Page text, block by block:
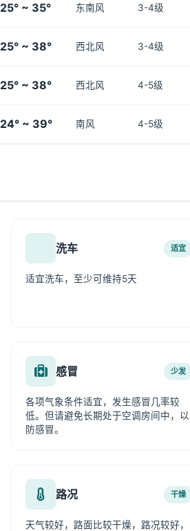
25° ~ 35° 东南风 3-4级
25° ~ 38° 西北风 3-4级
25° ~ 38° 西北风 4-5级
24° ~ 39° 南风 4-5级
洗车 适宜
适宜洗车，至少可维持5天
感冒 少发
各项气象条件适宜，发生感冒几率较
低。但请避免长期处于空调房间中，以
防感冒。
路况 干燥
天气较好，路面比较干燥，路况较好，